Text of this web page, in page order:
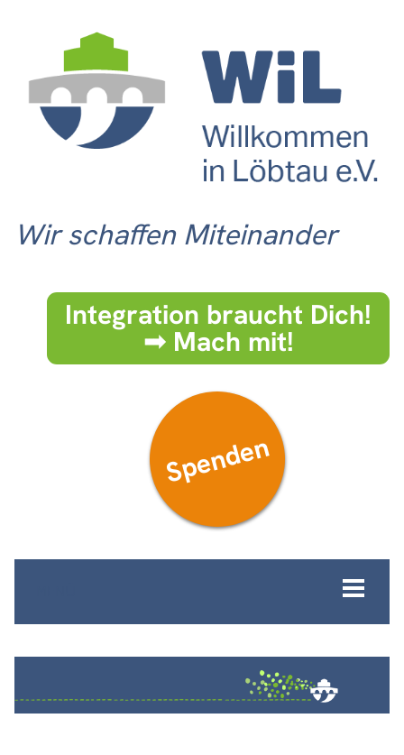
Wir schaffen Miteinander
Integration braucht Dich!
➟ Mach mit!
Spenden